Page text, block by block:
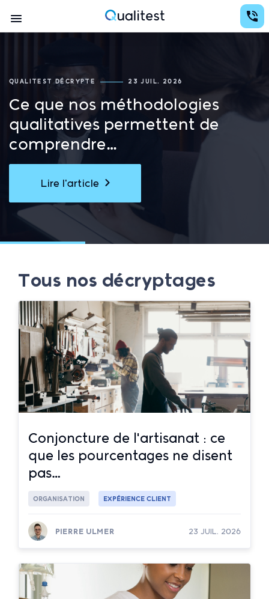
au
contenu
Conception d'études avec des analyses au services de la prise de décision
Qualitest
Navigation
QUALITEST DÉCRYPTE 23 JUIL. 2026
Ce que nos méthodologies
qualitatives permettent de
comprendre…
Lire l'article
Tous nos décryptages
Conjoncture de l'artisanat : ce
que les pourcentages ne disent
pas…
ORGANISATION EXPÉRIENCE CLIENT
PIERRE ULMER 23 JUIL. 2026
Lire la suite